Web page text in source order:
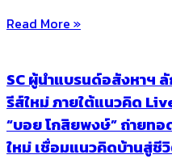
Read More »
SC ผู้นำแบรนด์อสังหาฯ
รีส์ใหม่ ภายใต้แนวคิด
“บอย โกสิยพงษ์” ถ่ายทอ
ใหม่ เชื่อมแนวคิดบ้านสู่ชี